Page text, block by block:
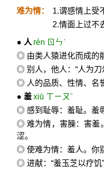
难为情：
1.谓感情上受
2.情面上过不
● 人 rén ㄖㄣˊ
◎ 由类人猿进化而成的
◎ 别人，他人：“人为刀
◎ 人的品质、性情、名
● 羞 xiū ㄒㄧㄡˉ
◎ 感到耻辱：羞耻。羞
◎ 难为情，害臊：害羞
涩。
◎ 使难为情：羞人。你
◎ 进献：“羞玉芝以疗饥”